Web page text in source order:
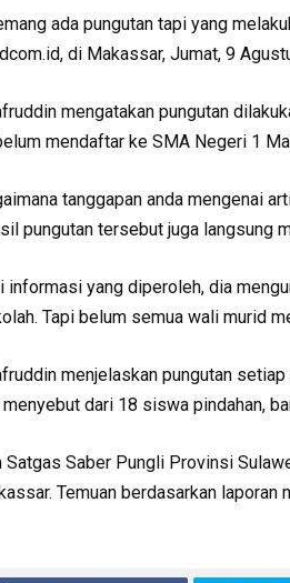
ada pungutan tapi yang
di Makassar, Jumat, 9
mengatakan pungutan
mendaftar ke SMA Negeri 1
tanggapan anda mengenai
pungutan tersebut juga langsung
informasi yang diperoleh, dia
Tapi belum semua wali murid
menjelaskan pungutan
menyebut dari 18 siswa pindahan,
Satgas Saber Pungli Provinsi
Temuan berdasarkan